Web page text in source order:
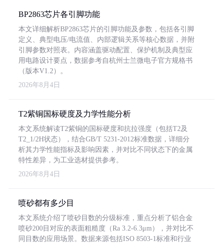
BP2863芯片各引脚功能
本文详细解析BP2863芯片的引脚功能及参数，包括各引脚
定义、典型电压/电流值、内部逻辑关系等核心数据，并附
引脚参数对照表。内容涵盖驱动配置、保护机制及典型应
用电路设计要点，数据参考自杭州士兰微电子官方规格书
（版本V1.2）。
2026年8月4日
T2紫铜国标硬度及力学性能分析
本文系统解读T2紫铜的国标硬度和抗拉强度（包括T2及
T2_1/2H状态），结合GB/T 5231-2012标准数据，详细分
析其力学性能指标及影响因素，并对比不同状态下的金属
特性差异，为工业选材提供参考。
2026年8月4日
喷砂都有多少目
本文系统介绍了喷砂目数的分级标准，重点分析了铝合金
喷砂200目对应的表面粗糙度（Ra 3.2-6.3μm），并对比不
同目数的应用场景。数据来源包括ISO 8503-1标准和行业